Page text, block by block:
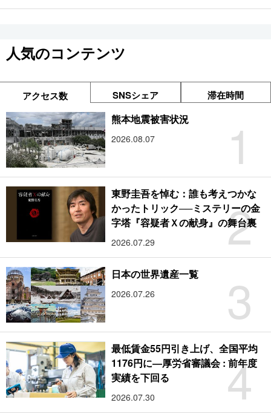
人気のコンテンツ
アクセス数 SNSシェア 滞在時間
1
熊本地震被害状況
2026.08.07
2
東野圭吾を悼む：誰も考えつかな
かったトリック──ミステリーの金
字塔『容疑者Ｘの献身』の舞台裏
2026.07.29
3
日本の世界遺産一覧
2026.07.26
4
最低賃金55円引き上げ、全国平均
1176円に―厚労省審議会 : 前年度
実績を下回る
2026.07.30